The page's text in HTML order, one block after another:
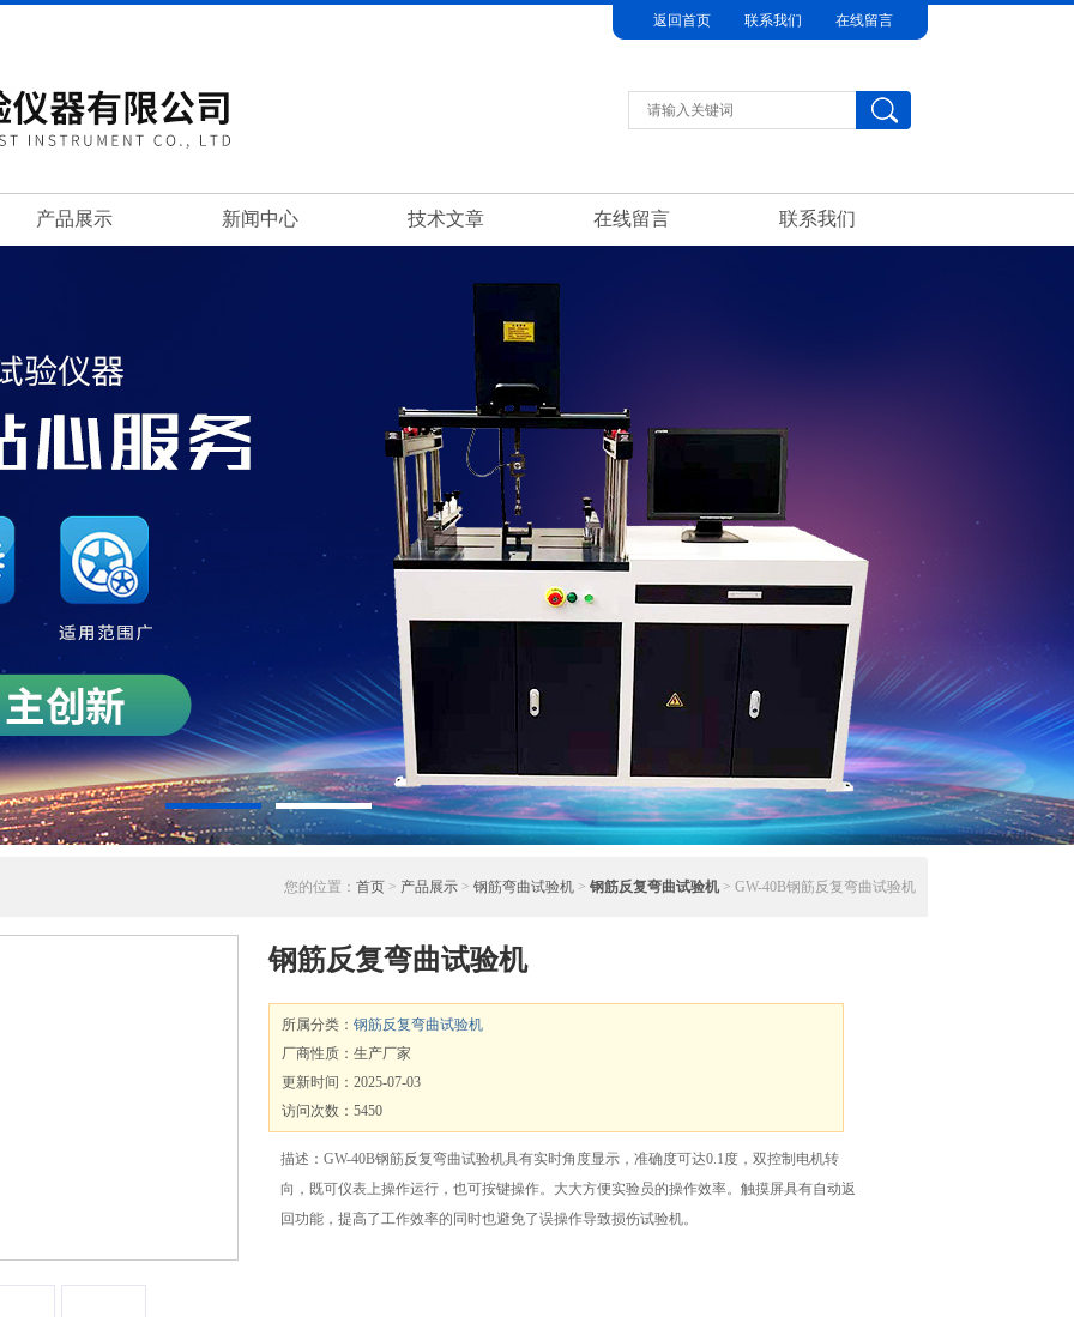
返回首页 联系我们 在线留言
产品展示 新闻中心 技术文章 在线留言 联系我们
您的位置： 首页 > 产品展示 > 钢筋弯曲试验机 > 钢筋反复弯曲试验机 > GW-40B钢筋反复弯曲试验机
钢筋反复弯曲试验机
所属分类： 钢筋反复弯曲试验机
厂商性质：生产厂家
更新时间：2025-07-03
访问次数：5450
描述：GW-40B钢筋反复弯曲试验机具有实时角度显示，准确度可达0.1度，双控制电机转
向，既可仪表上操作运行，也可按键操作。大大方便实验员的操作效率。触摸屏具有自动返
回功能，提高了工作效率的同时也避免了误操作导致损伤试验机。